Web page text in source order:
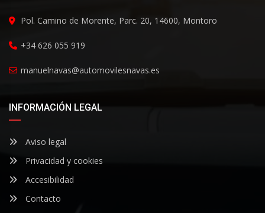
Pol. Camino de Morente, Parc. 20, 14600, Montoro
+34 626 055 919
manuelnavas@automovilesnavas.es
INFORMACIÓN LEGAL
Aviso legal
Privacidad y cookies
Accesibilidad
Contacto